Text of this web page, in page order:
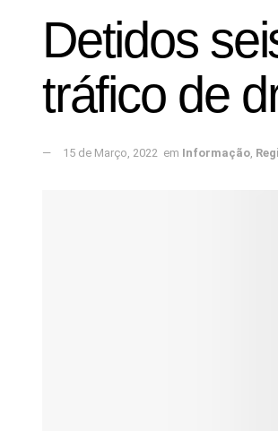
Detidos
tráfico de
15 de Março, 2022 em Informação,